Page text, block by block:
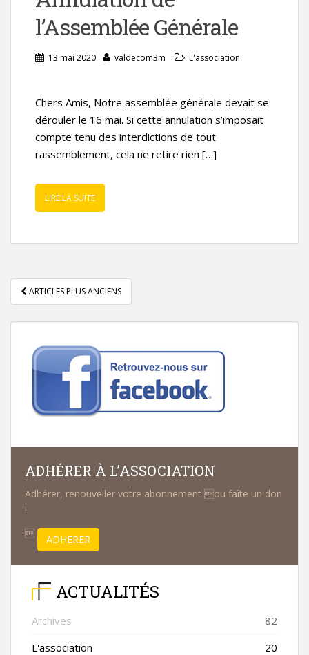
l’Assemblée Générale
13 mai 2020 valdecom3m L'association
Chers Amis, Notre assemblée générale devait se
dérouler le 16 mai. Si cette annulation s’imposait
compte tenu des interdictions de tout
rassemblement, cela ne retire rien […]
LIRE LA SUITE
PAGINATION
DES
ARTICLES PLUS ANCIENS
ADHÉRER À L’ASSOCIATION
Adhérer, renouveller votre abonnement ou faîte un don
!

ADHERER
ACTUALITÉS
Archives
82
L'association
20